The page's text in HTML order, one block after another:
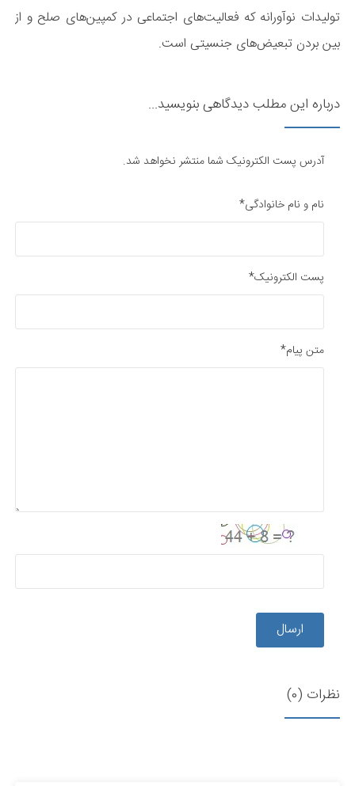
تولیدات نوآورانه که فعالیت‌های اجتماعی در کمپین‌های صلح و از
بین بردن تبعیض‌های جنسیتی است.
درباره این مطلب دیدگاهی بنویسید...
آدرس پست الکترونیک شما منتشر نخواهد شد.
نام و نام خانوادگی*
پست الکترونیک*
متن پیام*
ارسال
نظرات (0)